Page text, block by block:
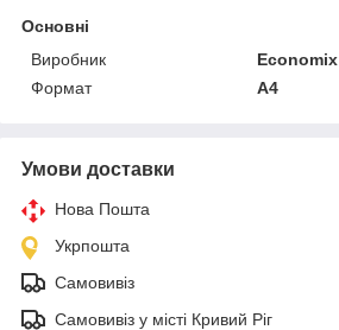
Основні
Виробник
Economix
Формат
A4
Умови доставки
Нова Пошта
Укрпошта
Самовивіз
Самовивіз у місті Кривий Ріг